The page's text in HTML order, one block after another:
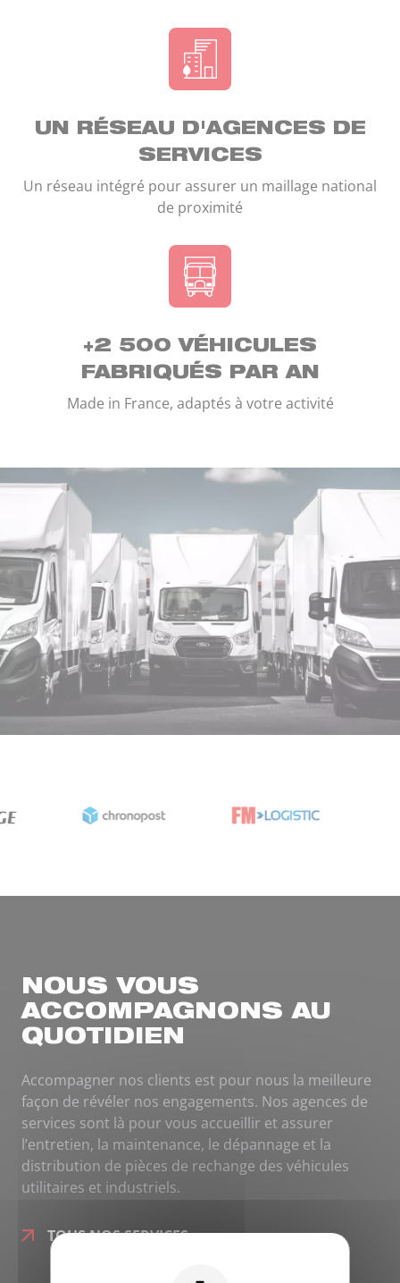
UN RÉSEAU D'AGENCES DE
SERVICES
Un réseau intégré pour assurer un maillage national
de proximité
+2 500 VÉHICULES
FABRIQUÉS PAR AN
Made in France, adaptés à votre activité
NOUS VOUS
ACCOMPAGNONS AU
QUOTIDIEN
Accompagner nos clients est pour nous la meilleure
façon de révéler nos engagements. Nos agences de
services sont là pour vous accueillir et assurer
l’entretien, la maintenance, le dépannage et la
distribution de pièces de rechange des véhicules
utilitaires et industriels.
TOUS NOS SERVICES